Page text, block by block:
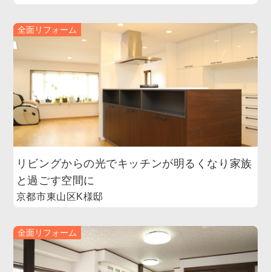
全面リフォーム
リビングからの光でキッチンが明るくなり家族
と過ごす空間に
京都市東山区K様邸
全面リフォーム